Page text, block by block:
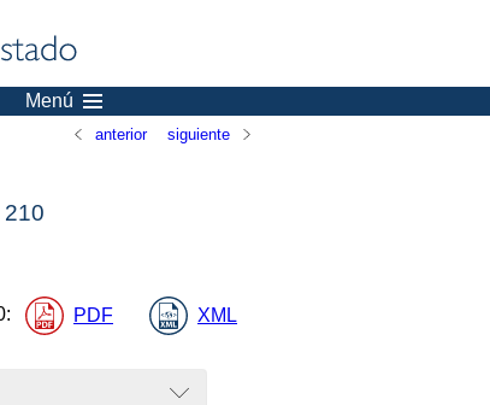
Menú
anterior siguiente
210
: PDF XML